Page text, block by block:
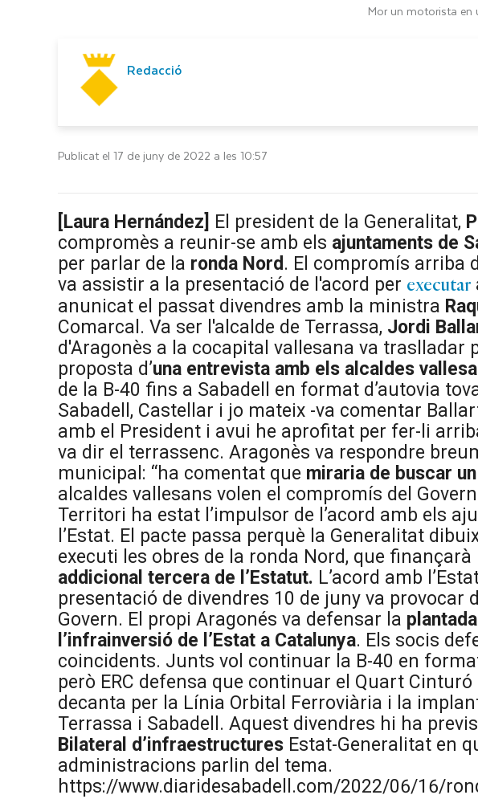
Mor un motorista en
Redacció
Publicat el 17 de juny de 2022 a les 10:57
[Laura Hernández] El president de la Generalitat,
compromès a reunir-se amb els ajuntaments de
per parlar de la ronda Nord . El compromís arriba
va assistir a la presentació de l'acord per executar
anunicat el passat divendres amb la ministra
Comarcal. Va ser l'alcalde de Terrassa, Jordi
d'Aragonès a la cocapital vallesana va traslladar
proposta d’una entrevista amb els alcaldes
de la B-40 fins a Sabadell en format d’autovia
Sabadell, Castellar i jo mateix -va comentar
amb el President i avui he aprofitat per fer-li
va dir el terrassenc. Aragonès va respondre
municipal: “ha comentat que miraria de buscar
alcaldes vallesans volen el compromís del
Territori ha estat l’impulsor de l’acord amb els
l’Estat. El pacte passa perquè la Generalitat
executi les obres de la ronda Nord, que
addicional tercera de l’Estatut. L’acord amb
presentació de divendres 10 de juny va provocar
Govern. El propi Aragonés va defensar la
l’infrainversió de l’Estat a Catalunya. Els socis
coincidents. Junts vol continuar la B-40 en
però ERC defensa que continuar el Quart
decanta per la Línia Orbital Ferroviària i la
Terrassa i Sabadell. Aquest divendres hi ha
Bilateral d’infraestructures Estat-Generalitat en
administracions parlin del tema.
https://www.diaridesabadell.com/2022/06/16/